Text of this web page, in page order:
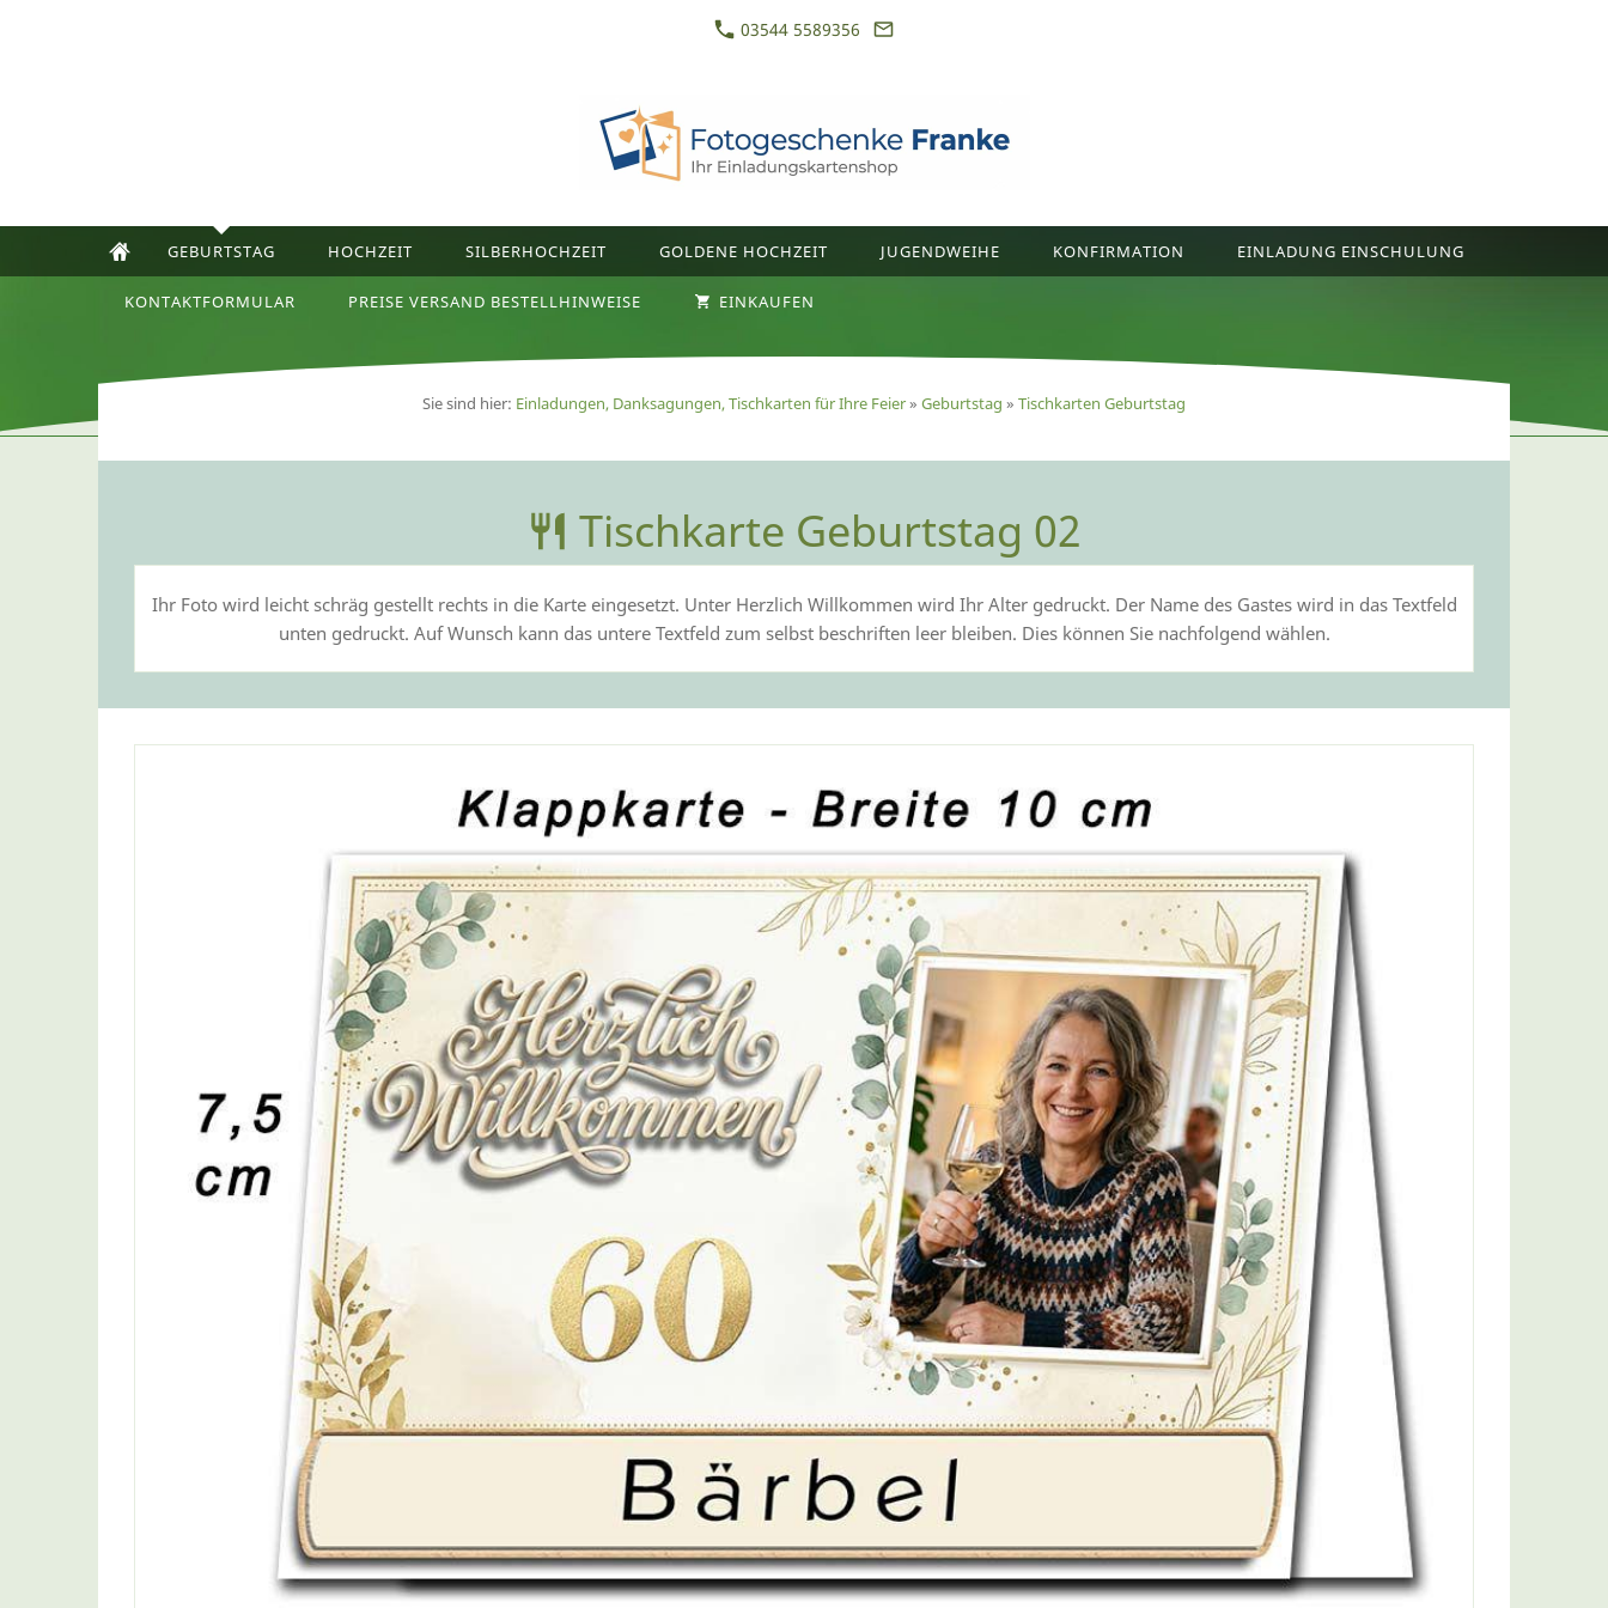
03544 5589356
GEBURTSTAG HOCHZEIT SILBERHOCHZEIT GOLDENE HOCHZEIT JUGENDWEIHE KONFIRMATION EINLADUNG EINSCHULUNG
KONTAKTFORMULAR PREISE VERSAND BESTELLHINWEISE EINKAUFEN
Sie sind hier: Einladungen, Danksagungen, Tischkarten für Ihre Feier» Geburtstag » Tischkarten Geburtstag
Tischkarte Geburtstag 02
Ihr Foto wird leicht schräg gestellt rechts in die Karte eingesetzt. Unter Herzlich Willkommen wird Ihr Alter gedruckt. Der Name des Gastes wird in das Textfeld
unten gedruckt. Auf Wunsch kann das untere Textfeld zum selbst beschriften leer bleiben. Dies können Sie nachfolgend wählen.